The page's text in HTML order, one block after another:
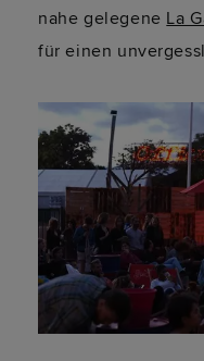
nahe gelegene La
für einen